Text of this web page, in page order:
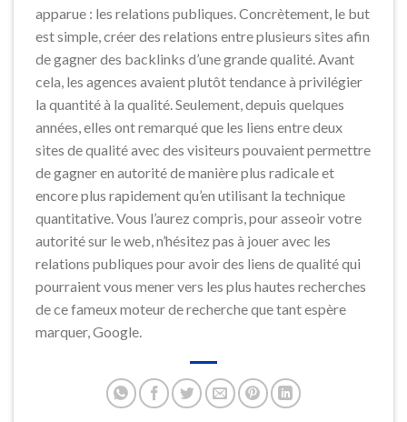
apparue : les relations publiques. Concrètement, le but
est simple, créer des relations entre plusieurs sites afin
de gagner des backlinks d’une grande qualité. Avant
cela, les agences avaient plutôt tendance à privilégier
la quantité à la qualité. Seulement, depuis quelques
années, elles ont remarqué que les liens entre deux
sites de qualité avec des visiteurs pouvaient permettre
de gagner en autorité de manière plus radicale et
encore plus rapidement qu’en utilisant la technique
quantitative. Vous l’aurez compris, pour asseoir votre
autorité sur le web, n’hésitez pas à jouer avec les
relations publiques pour avoir des liens de qualité qui
pourraient vous mener vers les plus hautes recherches
de ce fameux moteur de recherche que tant espère
marquer, Google.